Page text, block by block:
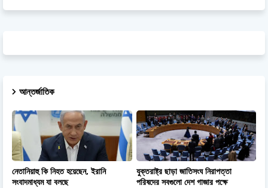
আন্তর্জাতিক
নেতানিয়াহু কি নিহত হয়েছেন, ইরানি
সংবাদমাধ্যম যা বলছে
যুক্তরাষ্ট্র ছাড়া জাতিসংঘ নিরাপত্তা
পরিষদের সবগুলো দেশ গাজার পক্ষে